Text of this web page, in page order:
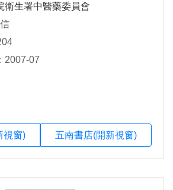
衛生署中醫藥委員會
2007-07
視窗) 五南書店(開新視窗)